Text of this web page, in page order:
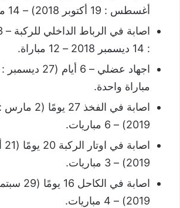
أغسطس : 19 أكتوبر 2018) – 14 مباراة.
: 14 ديسمبر 2018 – 12 مباراة.
مباراة واحدة.
2019) – 6 مباريات.
2019) – 3 مباريات.
2019) – 4 مباريات.